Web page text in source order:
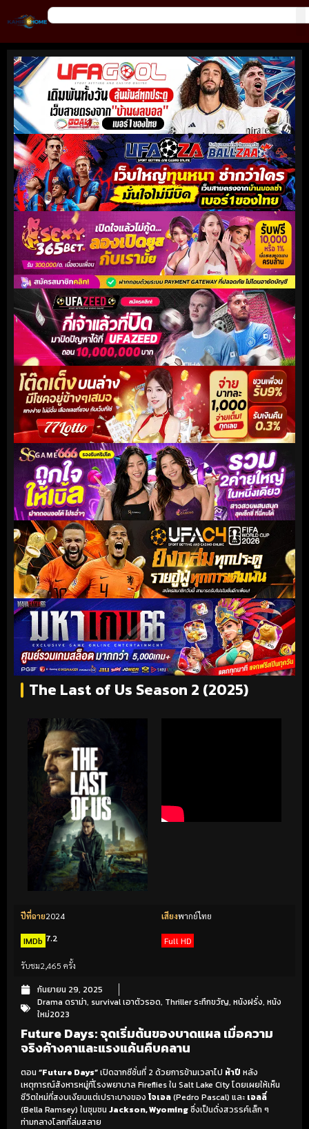
The Last of Us Season 2 (2025)
ปีที่ฉาย2024 เสียงพากย์ไทย
IMDb 7.2 Full HD
รับชม2,465 ครั้ง
กันยายน 29, 2025
Drama ดราม่า, survival เอาตัวรอด, Thriller ระทึกขวัญ, หนังฝรั่ง, หนัง
ใหม่2023
Future Days: จุดเริ่มต้นของบาดแผล เมื่อความ
จริงค้างคาและแรงแค้นคืบคลาน
ตอน “Future Days”เปิดฉากซีซั่นที่ 2 ด้วยการข้ามเวลาไป ห้าปี หลัง
เหตุการณ์สังหารหมู่ที่โรงพยาบาล Fireflies ใน Salt Lake City โดยเผยให้เห็น
ชีวิตใหม่ที่สงบเงียบแต่เปราะบางของ โจเอล(Pedro Pascal) และ เอลลี่
(Bella Ramsey) ในชุมชน Jackson, Wyomingซึ่งเป็นดั่งสวรรค์เล็ก ๆ
ท่ามกลางโลกที่ล่มสลาย